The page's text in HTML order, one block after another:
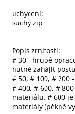
uchycení:
suchý zip
Popis zrnitostí:
# 30 - hrubé
nutné zahájit
# 50, # 100, # 200
# 400, # 600, #
materiálu. # 600
materiály (pěkně